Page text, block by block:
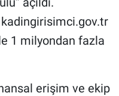
kadingirisimci.gov.tr
1 milyondan fazla
erişim ve ekip